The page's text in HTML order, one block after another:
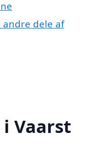
dele af
Vaarst